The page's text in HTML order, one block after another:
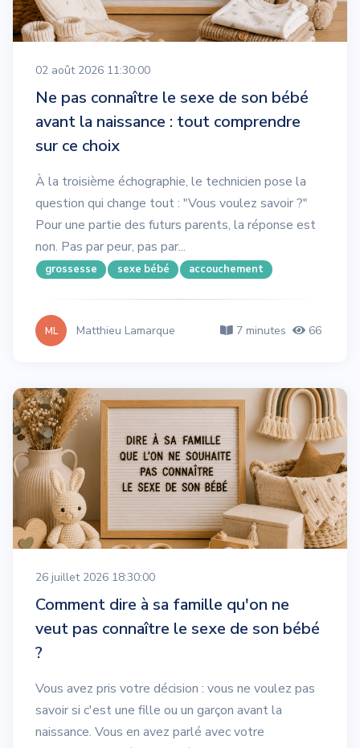
02 août 2026 11:30:00
Ne pas connaître le sexe de son bébé
avant la naissance : tout comprendre
sur ce choix
À la troisième échographie, le technicien pose la
question qui change tout : "Vous voulez savoir ?"
Pour une partie des futurs parents, la réponse est
non. Pas par peur, pas par...
grossesse sexe bébé accouchement
ML Matthieu Lamarque 7 minutes 66
26 juillet 2026 18:30:00
Comment dire à sa famille qu'on ne
veut pas connaître le sexe de son bébé
?
Vous avez pris votre décision : vous ne voulez pas
savoir si c'est une fille ou un garçon avant la
naissance. Vous en avez parlé avec votre